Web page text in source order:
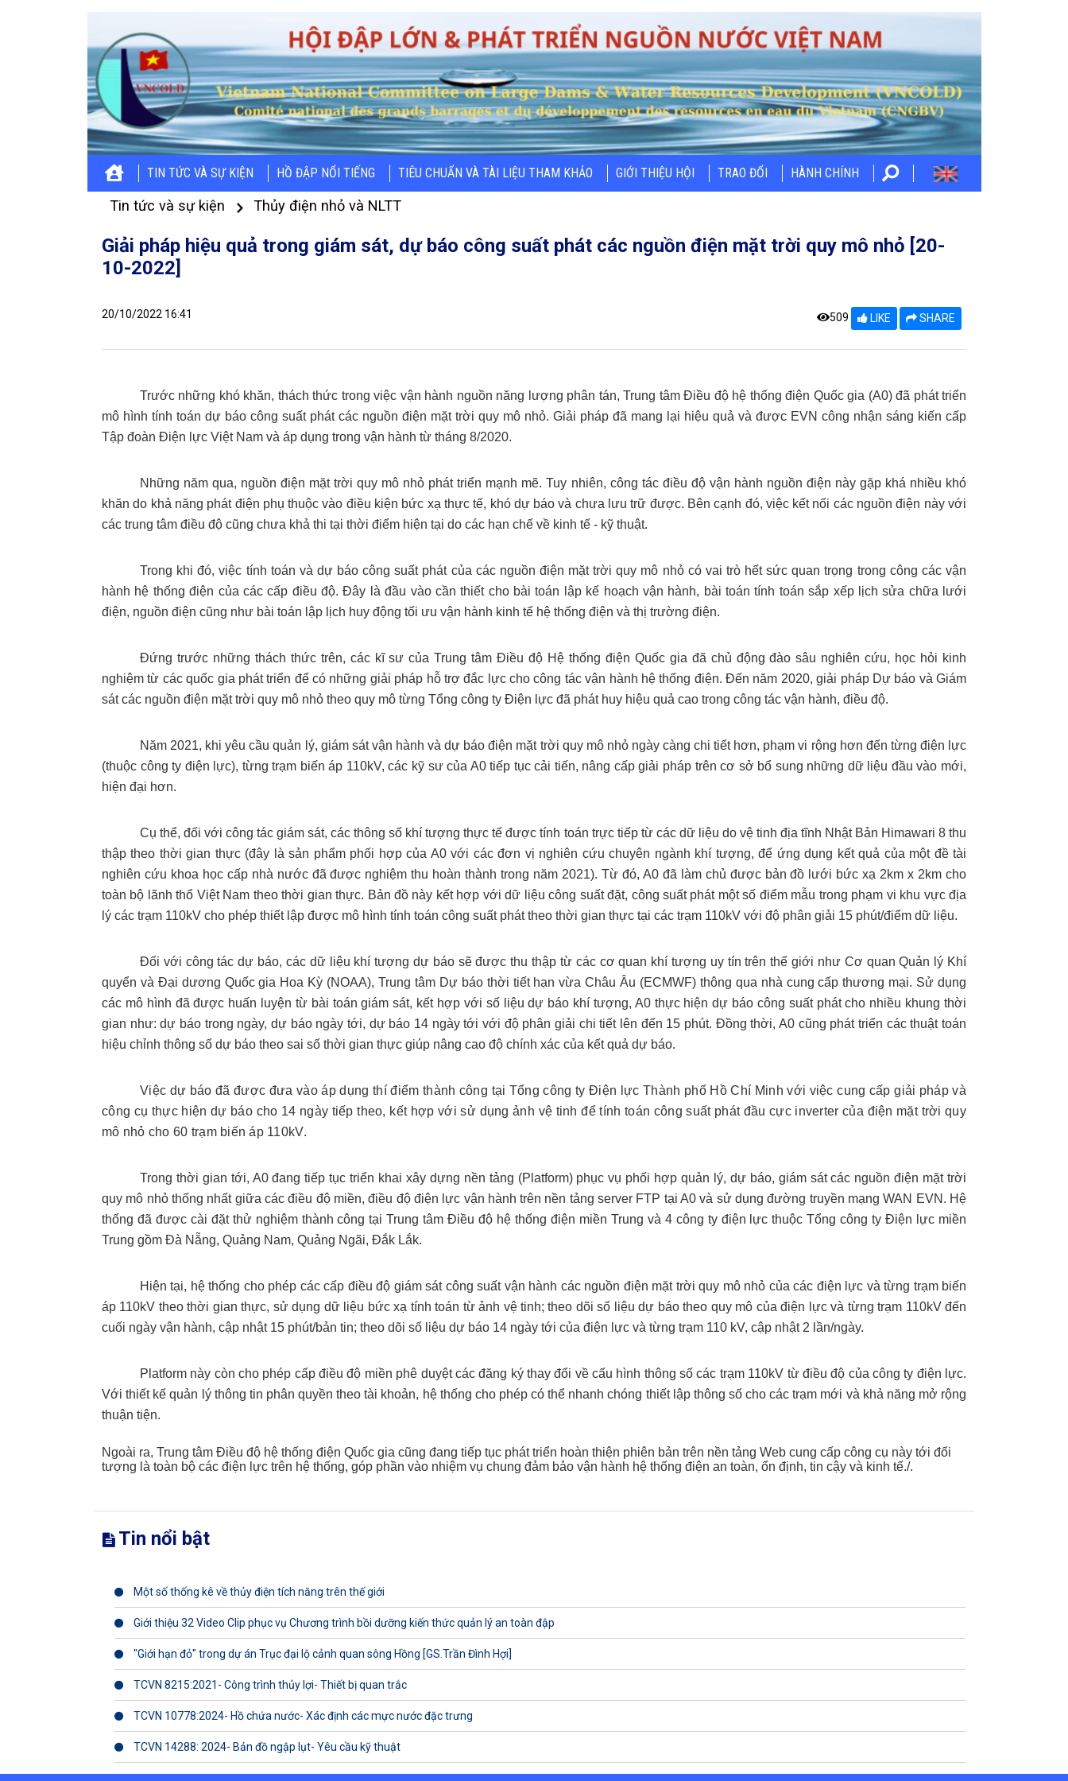
TIN TỨC VÀ SỰ KIỆN HỒ ĐẬP NỔI TIẾNG TIÊU CHUẨN VÀ TÀI LIỆU THAM KHẢO GIỚI THIỆU HỘI TRAO ĐỔI HÀNH CHÍNH
Tin tức và sự kiện Thủy điện nhỏ và NLTT
Giải pháp hiệu quả trong giám sát, dự báo công suất phát các nguồn điện mặt trời quy mô nhỏ [20-
10-2022]
20/10/2022 16:41 509 LIKE SHARE
Trước những khó khăn, thách thức trong việc vận hành nguồn năng lượng phân tán, Trung tâm Điều độ hệ thống điện Quốc gia (A0) đã phát triển
mô hình tính toán dự báo công suất phát các nguồn điện mặt trời quy mô nhỏ. Giải pháp đã mang lại hiệu quả và được EVN công nhận sáng kiến cấp
Tập đoàn Điện lực Việt Nam và áp dụng trong vận hành từ tháng 8/2020.
Những năm qua, nguồn điện mặt trời quy mô nhỏ phát triển mạnh mẽ. Tuy nhiên, công tác điều độ vận hành nguồn điện này gặp khá nhiều khó
khăn do khả năng phát điện phụ thuộc vào điều kiện bức xạ thực tế, khó dự báo và chưa lưu trữ được. Bên cạnh đó, việc kết nối các nguồn điện này với
các trung tâm điều độ cũng chưa khả thi tại thời điểm hiện tại do các hạn chế về kinh tế - kỹ thuật.
Trong khi đó, việc tính toán và dự báo công suất phát của các nguồn điện mặt trời quy mô nhỏ có vai trò hết sức quan trọng trong công các vận
hành hệ thống điện của các cấp điều độ. Đây là đầu vào cần thiết cho bài toán lập kế hoạch vận hành, bài toán tính toán sắp xếp lịch sửa chữa lưới
điện, nguồn điện cũng như bài toán lập lịch huy động tối ưu vận hành kinh tế hệ thống điện và thị trường điện.
Đứng trước những thách thức trên, các kĩ sư của Trung tâm Điều độ Hệ thống điện Quốc gia đã chủ động đào sâu nghiên cứu, học hỏi kinh
nghiệm từ các quốc gia phát triển để có những giải pháp hỗ trợ đắc lực cho công tác vận hành hệ thống điện. Đến năm 2020, giải pháp Dự báo và Giám
sát các nguồn điện mặt trời quy mô nhỏ theo quy mô từng Tổng công ty Điện lực đã phát huy hiệu quả cao trong công tác vận hành, điều độ.
Năm 2021, khi yêu cầu quản lý, giám sát vận hành và dự báo điện mặt trời quy mô nhỏ ngày càng chi tiết hơn, phạm vi rộng hơn đến từng điện lực
(thuộc công ty điện lực), từng trạm biến áp 110kV, các kỹ sư của A0 tiếp tục cải tiến, nâng cấp giải pháp trên cơ sở bổ sung những dữ liệu đầu vào mới,
hiện đại hơn.
Cụ thể, đối với công tác giám sát, các thông số khí tượng thực tế được tính toán trực tiếp từ các dữ liệu do vệ tinh địa tĩnh Nhật Bản Himawari 8 thu
thập theo thời gian thực (đây là sản phẩm phối hợp của A0 với các đơn vị nghiên cứu chuyên ngành khí tượng, để ứng dụng kết quả của một đề tài
nghiên cứu khoa học cấp nhà nước đã được nghiệm thu hoàn thành trong năm 2021). Từ đó, A0 đã làm chủ được bản đồ lưới bức xạ 2km x 2km cho
toàn bộ lãnh thổ Việt Nam theo thời gian thực. Bản đồ này kết hợp với dữ liệu công suất đặt, công suất phát một số điểm mẫu trong phạm vi khu vực địa
lý các trạm 110kV cho phép thiết lập được mô hình tính toán công suất phát theo thời gian thực tại các trạm 110kV với độ phân giải 15 phút/điểm dữ liệu.
Đối với công tác dự báo, các dữ liệu khí tượng dự báo sẽ được thu thập từ các cơ quan khí tượng uy tín trên thế giới như Cơ quan Quản lý Khí
quyển và Đại dương Quốc gia Hoa Kỳ (NOAA), Trung tâm Dự báo thời tiết hạn vừa Châu Âu (ECMWF) thông qua nhà cung cấp thương mại. Sử dụng
các mô hình đã được huấn luyện từ bài toán giám sát, kết hợp với số liệu dự báo khí tượng, A0 thực hiện dự báo công suất phát cho nhiều khung thời
gian như: dự báo trong ngày, dự báo ngày tới, dự báo 14 ngày tới với độ phân giải chi tiết lên đến 15 phút. Đồng thời, A0 cũng phát triển các thuật toán
hiệu chỉnh thông số dự báo theo sai số thời gian thực giúp nâng cao độ chính xác của kết quả dự báo.
Việc dự báo đã được đưa vào áp dụng thí điểm thành công tại Tổng công ty Điện lực Thành phố Hồ Chí Minh với việc cung cấp giải pháp và
công cụ thực hiện dự báo cho 14 ngày tiếp theo, kết hợp với sử dụng ảnh vệ tinh để tính toán công suất phát đầu cực inverter của điện mặt trời quy
mô nhỏ cho 60 trạm biến áp 110kV.
Trong thời gian tới, A0 đang tiếp tục triển khai xây dựng nền tảng (Platform) phục vụ phối hợp quản lý, dự báo, giám sát các nguồn điện mặt trời
quy mô nhỏ thống nhất giữa các điều độ miền, điều độ điện lực vận hành trên nền tảng server FTP tại A0 và sử dụng đường truyền mạng WAN EVN. Hệ
thống đã được cài đặt thử nghiệm thành công tại Trung tâm Điều độ hệ thống điện miền Trung và 4 công ty điện lực thuộc Tổng công ty Điện lực miền
Trung gồm Đà Nẵng, Quảng Nam, Quảng Ngãi, Đắk Lắk.
Hiện tại, hệ thống cho phép các cấp điều độ giám sát công suất vận hành các nguồn điện mặt trời quy mô nhỏ của các điện lực và từng trạm biến
áp 110kV theo thời gian thực, sử dụng dữ liệu bức xạ tính toán từ ảnh vệ tinh; theo dõi số liệu dự báo theo quy mô của điện lực và từng trạm 110kV đến
cuối ngày vận hành, cập nhật 15 phút/bản tin; theo dõi số liệu dự báo 14 ngày tới của điện lực và từng trạm 110 kV, cập nhật 2 lần/ngày.
Platform này còn cho phép cấp điều độ miền phê duyệt các đăng ký thay đổi về cấu hình thông số các trạm 110kV từ điều độ của công ty điện lực.
Với thiết kế quản lý thông tin phân quyền theo tài khoản, hệ thống cho phép có thể nhanh chóng thiết lập thông số cho các trạm mới và khả năng mở rộng
thuận tiện.
Ngoài ra, Trung tâm Điều độ hệ thống điện Quốc gia cũng đang tiếp tục phát triển hoàn thiện phiên bản trên nền tảng Web cung cấp công cụ này tới đối
tượng là toàn bộ các điện lực trên hệ thống, góp phần vào nhiệm vụ chung đảm bảo vận hành hệ thống điện an toàn, ổn định, tin cậy và kinh tế./.
Tin nổi bật
Một số thống kê về thủy điện tích năng trên thế giới
Giới thiệu 32 Video Clip phục vụ Chương trình bồi dưỡng kiến thức quản lý an toàn đập
"Giới hạn đỏ" trong dự án Trục đại lộ cảnh quan sông Hồng [GS.Trần Đình Hợi]
TCVN 8215:2021- Công trình thủy lợi- Thiết bị quan trắc
TCVN 10778:2024- Hồ chứa nước- Xác định các mực nước đặc trưng
TCVN 14288: 2024- Bản đồ ngập lụt- Yêu cầu kỹ thuật